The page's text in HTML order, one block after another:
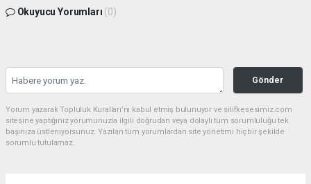
Okuyucu Yorumları (0)
Gönder
Yorum yazarak Topluluk Kuralları’nı kabul etmiş bulunuyor ve silifkesesimiz.com
sitesine yaptığınız yorumunuzla ilgili doğrudan veya dolaylı tüm sorumluluğu tek
başınıza üstleniyorsunuz. Yazılan tüm yorumlardan site yönetimi hiçbir şekilde
sorumlu tutulamaz.